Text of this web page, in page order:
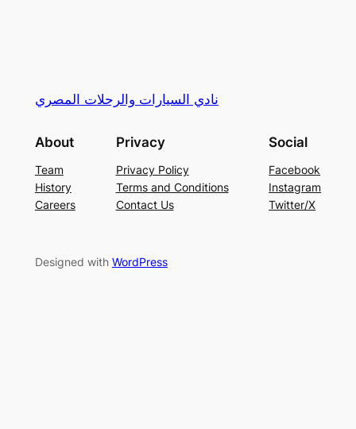
نادي السيارات والرحلات المصري
About
Team
History
Careers
Privacy
Privacy Policy
Terms and Conditions
Contact Us
Social
Facebook
Instagram
Twitter/X
Designed with WordPress